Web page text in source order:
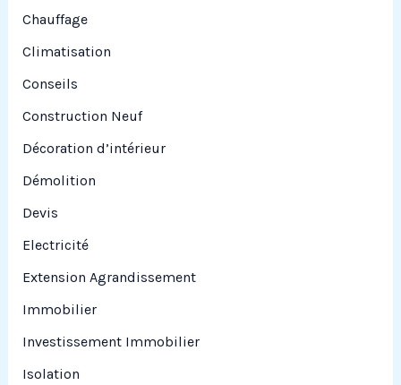
Chauffage
Climatisation
Conseils
Construction Neuf
Décoration d’intérieur
Démolition
Devis
Electricité
Extension Agrandissement
Immobilier
Investissement Immobilier
Isolation